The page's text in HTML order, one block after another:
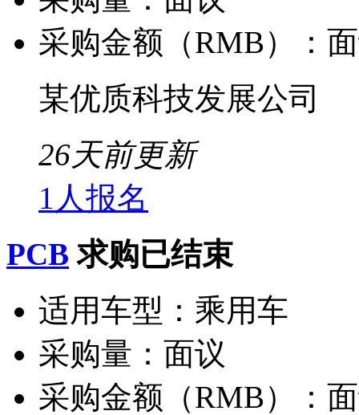
采购金额（RMB）：
某优质科技发展公司
26天前更新
1人报名
PCB 求购已结束
适用车型： 乘用车
采购量： 面议
采购金额（RMB）：